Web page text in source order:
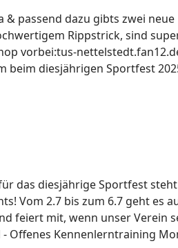
& passend dazu gibts zwei
Rippstrick, sind
vorbei:tus-
beim diesjährigen Sportfest
das diesjährige Sportfest
Vom 2.7 bis zum 6.7 geht es
feiert mit, wenn unser Verein
Offenes Kennenlerntraining